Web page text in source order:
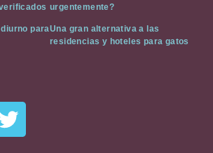
urgentemente?
paraUna gran alternativa a las
residencias y hoteles para gatos